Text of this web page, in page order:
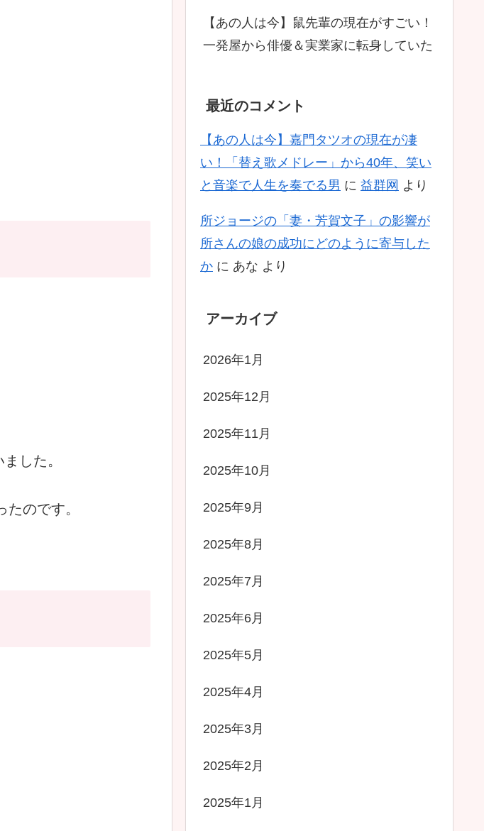
した。
のです。
【あの人は今】鼠先輩の現在がすごい！
一発屋から俳優＆実業家に転身していた
最近のコメント
【あの人は今】嘉門タツオの現在が凄
い！「替え歌メドレー」から40年、笑い
と音楽で人生を奏でる男 に 益群网 より
所ジョージの「妻・芳賀文子」の影響が
所さんの娘の成功にどのように寄与した
か に あな より
アーカイブ
2026年1月
2025年12月
2025年11月
2025年10月
2025年9月
2025年8月
2025年7月
2025年6月
2025年5月
2025年4月
2025年3月
2025年2月
2025年1月